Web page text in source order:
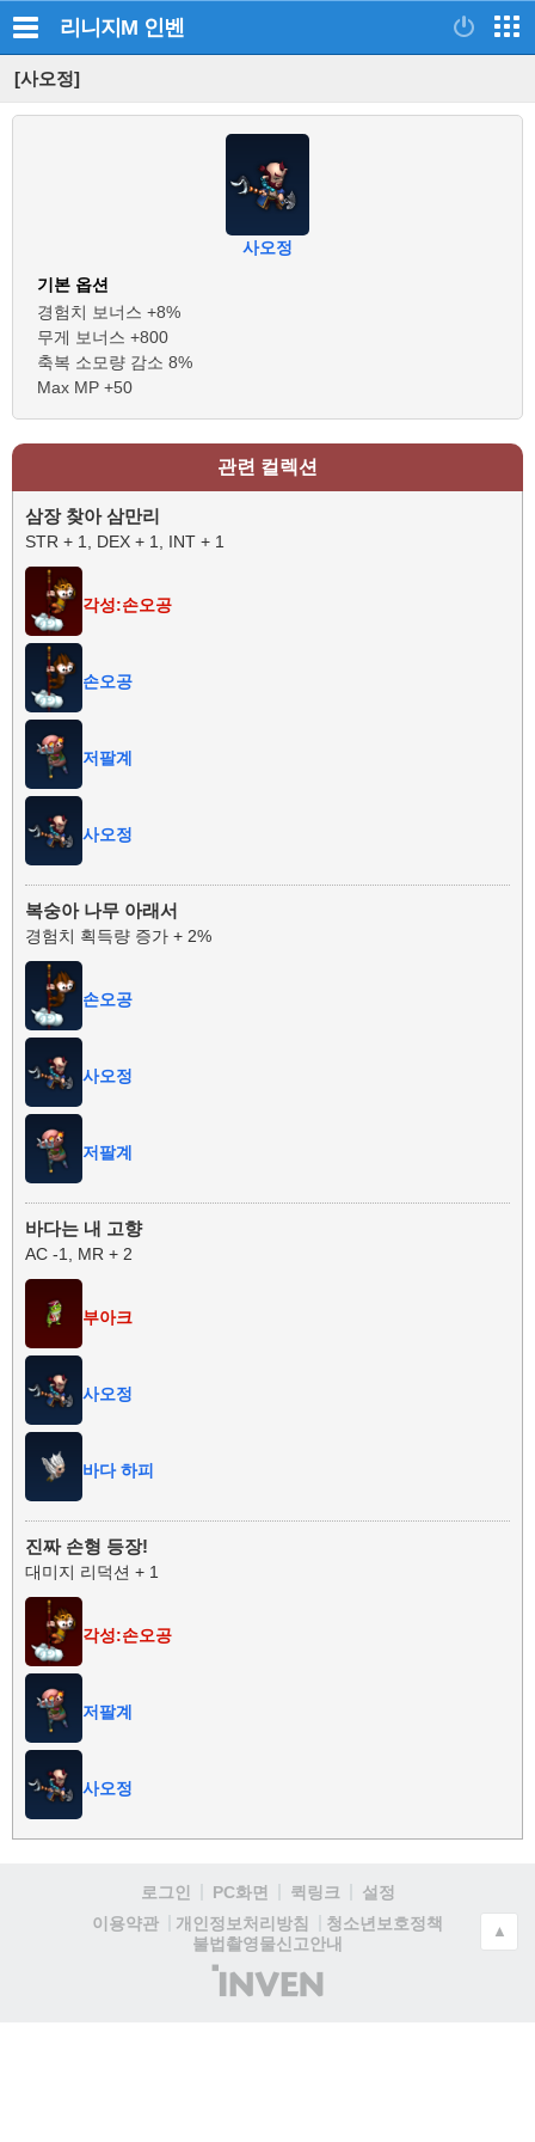
리니지M 인벤
[사오정]
사오정
기본 옵션
경험치 보너스 +8%
무게 보너스 +800
축복 소모량 감소 8%
Max MP +50
관련 컬렉션
삼장 찾아 삼만리
STR + 1, DEX + 1, INT + 1
각성:손오공
손오공
저팔계
사오정
복숭아 나무 아래서
경험치 획득량 증가 + 2%
손오공
사오정
저팔계
바다는 내 고향
AC -1, MR + 2
부아크
사오정
바다 하피
진짜 손형 등장!
대미지 리덕션 + 1
각성:손오공
저팔계
사오정
로그인 PC화면 퀵링크
설정
이용약관
개인정보처리방침
청소년보호정책
불법촬영물신고안내
(주)
인
▲